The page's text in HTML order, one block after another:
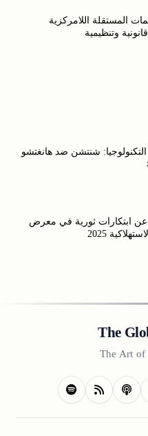
المستقلة اللامركزية
شنتشن ضد هانغتشو
ابتكارات ثورية في معرض
2025
The
The Art of